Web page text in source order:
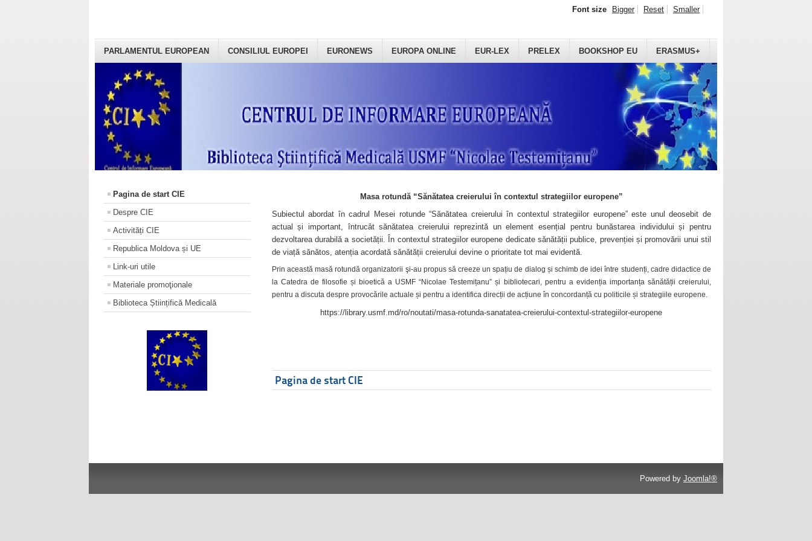
PARLAMENTUL EUROPEAN CONSILIUL EUROPEI EURONEWS EUROPA ONLINE EUR-LEX PRELEX BOOKSHOP EU ERASMUS+
Font size Bigger Reset Smaller
Pagina de start CIE
Despre CIE
Activități CIE
Republica Moldova și UE
Link-uri utile
Materiale promoţionale
Biblioteca Științifică Medicală
Masa rotundă “Sănătatea creierului în contextul strategiilor europene”
Subiectul abordat în cadrul Mesei rotunde “Sănătatea creierului în contextul strategiilor europene” este unul deosebit de
actual și important, întrucât sănătatea creierului reprezintă un element esențial pentru bunăstarea individului și pentru
dezvoltarea durabilă a societății. În contextul strategiilor europene dedicate sănătății publice, prevenției și promovării unui stil
de viață sănătos, atenția acordată sănătății creierului devine o prioritate tot mai evidentă.
Prin această masă rotundă organizatorii şi-au propus să creeze un spațiu de dialog și schimb de idei între studenți, cadre didactice de
la Catedra de filosofie și bioetică a USMF “Nicolae Testemițanu” și bibliotecari, pentru a evidenția importanța sănătății creierului,
pentru a discuta despre provocările actuale și pentru a identifica direcții de acțiune în concordanță cu politicile și strategiile europene.
https://library.usmf.md/ro/noutati/masa-rotunda-sanatatea-creierului-contextul-strategiilor-europene
Pagina de start CIE
Powered by Joomla!®